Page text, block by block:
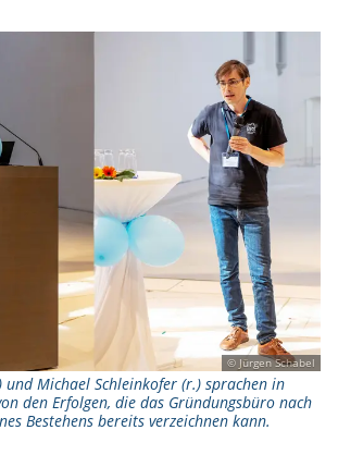
© Jürgen Schabel
und Michael Schleinkofer (r.) sprachen in
den Erfolgen, die das Gründungsbüro nach
Bestehens bereits verzeichnen kann.